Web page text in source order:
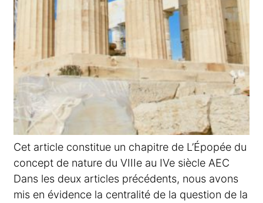
Cet article constitue un chapitre de L’Épopée du
concept de nature du VIIIe au IVe siècle AEC
Dans les deux articles précédents, nous avons
mis en évidence la centralité de la question de la